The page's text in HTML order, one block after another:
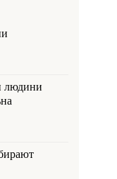
людини